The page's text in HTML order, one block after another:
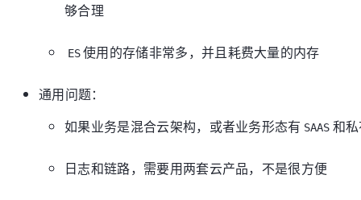
够合理
ES 使用的存储非常多，并且耗费大量的内存
通用问题：
如果业务是混合云架构，或者业务形态有 SAAS 和
日志和链路，需要用两套云产品，不是很方便